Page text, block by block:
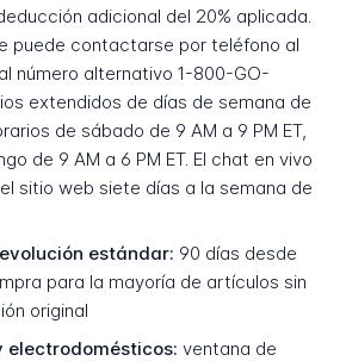
adicional del 20% aplicada.
puede contactarse por teléfono al
número alternativo 1-800-GO-
extendidos de días de semana de
de sábado de 9 AM a 9 PM ET,
de 9 AM a 6 PM ET. El chat en vivo
sitio web siete días a la semana de
estándar: 90 días desde
para la mayoría de artículos sin
original
electrodomésticos: ventana de